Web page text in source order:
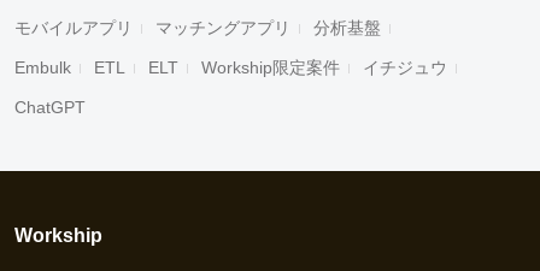
モバイルアプリ マッチングアプリ 分析基盤
Embulk ETL ELT Workship限定案件 イチジュウ
ChatGPT
Workship